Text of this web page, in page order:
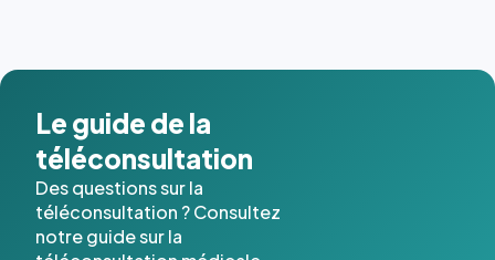
Le guide de la
téléconsultation
Des questions sur la
téléconsultation ? Consultez
notre guide sur la